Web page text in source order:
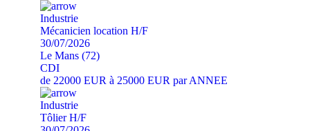
Industrie
Mécanicien location H/F
30/07/2026
Le Mans (72)
CDI
de 22000 EUR à 25000 EUR par ANNEE
Industrie
Tôlier H/F